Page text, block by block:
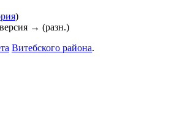
)
→ (разн.)
Витебского района.